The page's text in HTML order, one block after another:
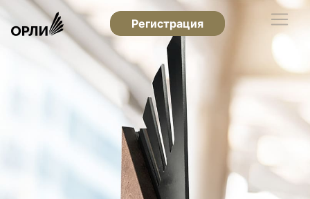
Регистрация